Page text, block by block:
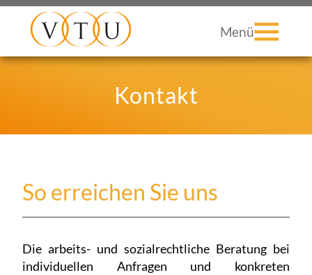
Menü
Kontakt
So erreichen Sie uns
Die arbeits- und sozialrechtliche Beratung bei
individuellen Anfragen und konkreten